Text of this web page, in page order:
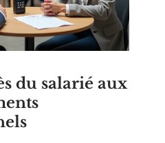
du salarié aux